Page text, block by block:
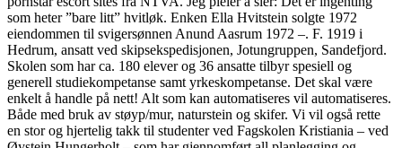
som heter ”bare litt” hvitløk. Enken Ella Hvitstein solgte 1972
eiendommen til svigersønnen Anund Aasrum 1972 –. F. 1919 i
Hedrum, ansatt ved skipsekspedisjonen, Jotungruppen, Sandefjord.
Skolen som har ca. 180 elever og 36 ansatte tilbyr spesiell og
generell studiekompetanse samt yrkeskompetanse. Det skal være
enkelt å handle på nett! Alt som kan automatiseres vil automatiseres.
Både med bruk av støyp/mur, naturstein og skifer. Vi vil også rette
en stor og hjertelig takk til studenter ved Fagskolen Kristiania – ved